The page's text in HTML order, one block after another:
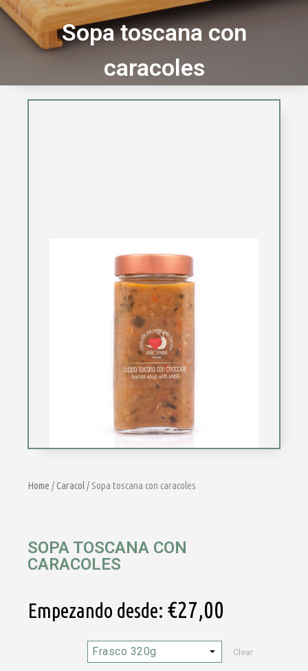
Sopa toscana con
caracoles
Home /Caracol/ Sopa toscana con caracoles
SOPA TOSCANA CON
CARACOLES
Empezando desde: €27,00
Clear